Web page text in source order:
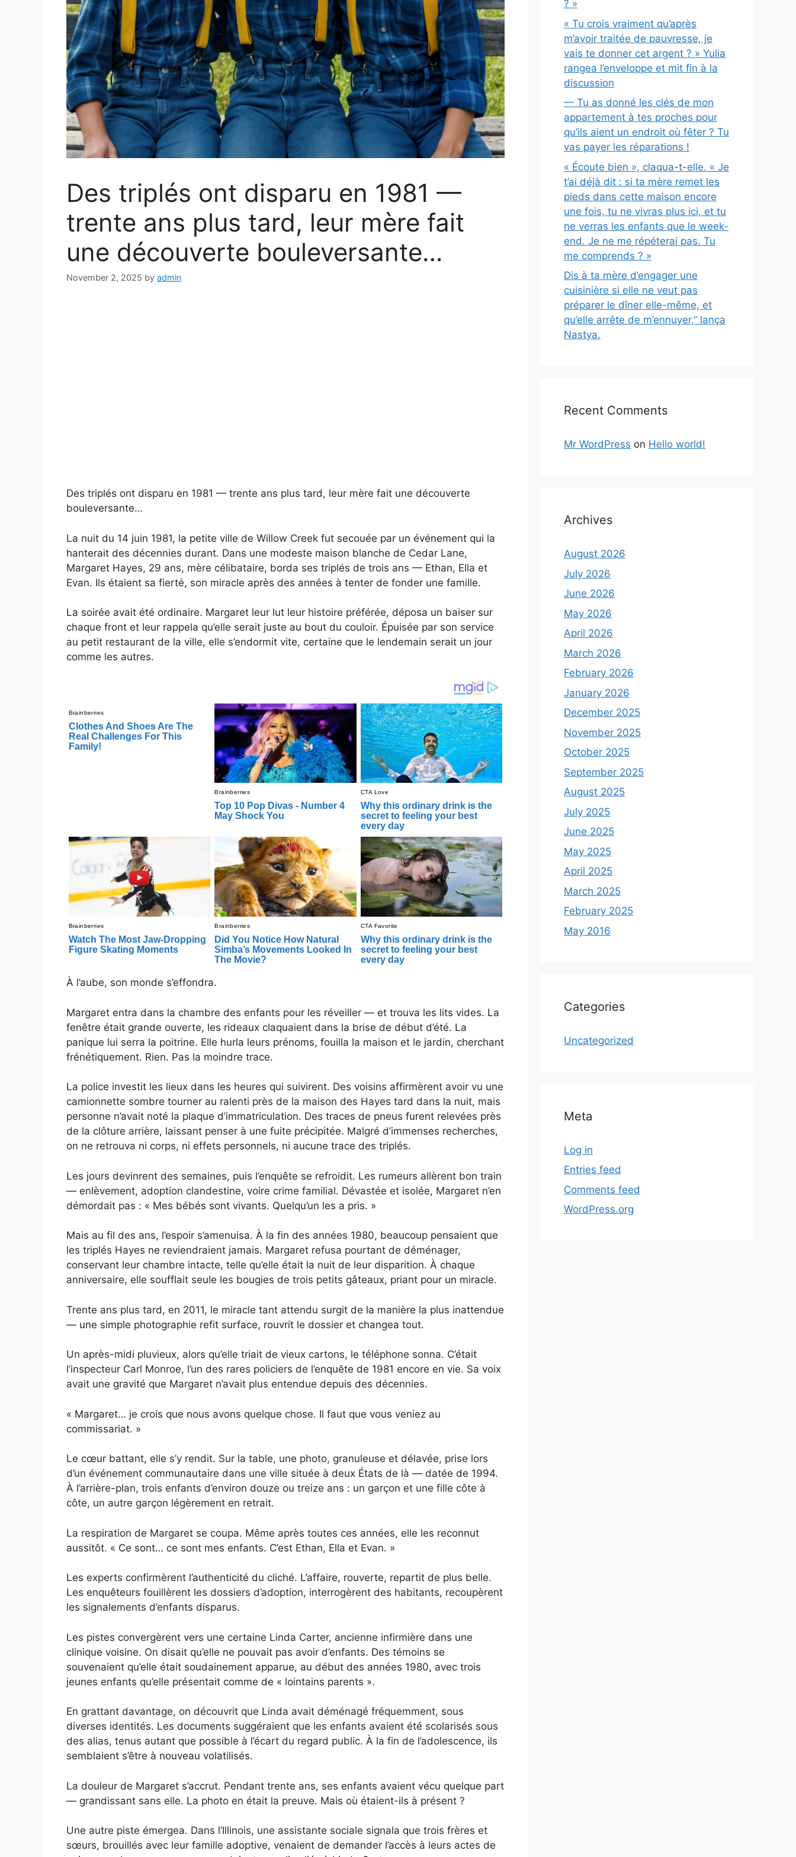
Des triplés ont disparu en 1981 —
trente ans plus tard, leur mère fait
une découverte bouleversante…
November 2, 2025 by admin
Des triplés ont disparu en 1981 — trente ans plus tard, leur mère fait une découverte
bouleversante…
La nuit du 14 juin 1981, la petite ville de Willow Creek fut secouée par un événement qui la
hanterait des décennies durant. Dans une modeste maison blanche de Cedar Lane,
Margaret Hayes, 29 ans, mère célibataire, borda ses triplés de trois ans — Ethan, Ella et
Evan. Ils étaient sa fierté, son miracle après des années à tenter de fonder une famille.
La soirée avait été ordinaire. Margaret leur lut leur histoire préférée, déposa un baiser sur
chaque front et leur rappela qu’elle serait juste au bout du couloir. Épuisée par son service
au petit restaurant de la ville, elle s’endormit vite, certaine que le lendemain serait un jour
comme les autres.
À l’aube, son monde s’effondra.
Margaret entra dans la chambre des enfants pour les réveiller — et trouva les lits vides. La
fenêtre était grande ouverte, les rideaux claquaient dans la brise de début d’été. La
panique lui serra la poitrine. Elle hurla leurs prénoms, fouilla la maison et le jardin, cherchant
frénétiquement. Rien. Pas la moindre trace.
La police investit les lieux dans les heures qui suivirent. Des voisins affirmèrent avoir vu une
camionnette sombre tourner au ralenti près de la maison des Hayes tard dans la nuit, mais
personne n’avait noté la plaque d’immatriculation. Des traces de pneus furent relevées près
de la clôture arrière, laissant penser à une fuite précipitée. Malgré d’immenses recherches,
on ne retrouva ni corps, ni effets personnels, ni aucune trace des triplés.
Les jours devinrent des semaines, puis l’enquête se refroidit. Les rumeurs allèrent bon train
— enlèvement, adoption clandestine, voire crime familial. Dévastée et isolée, Margaret n’en
démordait pas : « Mes bébés sont vivants. Quelqu’un les a pris. »
Mais au fil des ans, l’espoir s’amenuisa. À la fin des années 1980, beaucoup pensaient que
les triplés Hayes ne reviendraient jamais. Margaret refusa pourtant de déménager,
conservant leur chambre intacte, telle qu’elle était la nuit de leur disparition. À chaque
anniversaire, elle soufflait seule les bougies de trois petits gâteaux, priant pour un miracle.
Trente ans plus tard, en 2011, le miracle tant attendu surgit de la manière la plus inattendue
— une simple photographie refit surface, rouvrit le dossier et changea tout.
Un après-midi pluvieux, alors qu’elle triait de vieux cartons, le téléphone sonna. C’était
l’inspecteur Carl Monroe, l’un des rares policiers de l’enquête de 1981 encore en vie. Sa voix
avait une gravité que Margaret n’avait plus entendue depuis des décennies.
« Margaret… je crois que nous avons quelque chose. Il faut que vous veniez au
commissariat. »
Le cœur battant, elle s’y rendit. Sur la table, une photo, granuleuse et délavée, prise lors
d’un événement communautaire dans une ville située à deux États de là — datée de 1994.
À l’arrière-plan, trois enfants d’environ douze ou treize ans : un garçon et une fille côte à
côte, un autre garçon légèrement en retrait.
La respiration de Margaret se coupa. Même après toutes ces années, elle les reconnut
aussitôt. « Ce sont… ce sont mes enfants. C’est Ethan, Ella et Evan. »
Les experts confirmèrent l’authenticité du cliché. L’affaire, rouverte, repartit de plus belle.
Les enquêteurs fouillèrent les dossiers d’adoption, interrogèrent des habitants, recoupèrent
les signalements d’enfants disparus.
Les pistes convergèrent vers une certaine Linda Carter, ancienne infirmière dans une
clinique voisine. On disait qu’elle ne pouvait pas avoir d’enfants. Des témoins se
souvenaient qu’elle était soudainement apparue, au début des années 1980, avec trois
jeunes enfants qu’elle présentait comme de « lointains parents ».
En grattant davantage, on découvrit que Linda avait déménagé fréquemment, sous
diverses identités. Les documents suggéraient que les enfants avaient été scolarisés sous
des alias, tenus autant que possible à l’écart du regard public. À la fin de l’adolescence, ils
semblaient s’être à nouveau volatilisés.
La douleur de Margaret s’accrut. Pendant trente ans, ses enfants avaient vécu quelque part
— grandissant sans elle. La photo en était la preuve. Mais où étaient-ils à présent ?
Une autre piste émergea. Dans l’Illinois, une assistante sociale signala que trois frères et
sœurs, brouillés avec leur famille adoptive, venaient de demander l’accès à leurs actes de
? »
« Tu crois vraiment qu’après
m’avoir traitée de pauvresse, je
vais te donner cet argent ? » Yulia
rangea l’enveloppe et mit fin à la
discussion
— Tu as donné les clés de mon
appartement à tes proches pour
qu’ils aient un endroit où fêter ? Tu
vas payer les réparations !
« Écoute bien », claqua-t-elle. « Je
t’ai déjà dit : si ta mère remet les
pieds dans cette maison encore
une fois, tu ne vivras plus ici, et tu
ne verras les enfants que le week-
end. Je ne me répéterai pas. Tu
me comprends ? »
Dis à ta mère d’engager une
cuisinière si elle ne veut pas
préparer le dîner elle-même, et
qu’elle arrête de m’ennuyer,” lança
Nastya.
Recent Comments
Mr WordPress on Hello world!
Archives
August 2026
July 2026
June 2026
May 2026
April 2026
March 2026
February 2026
January 2026
December 2025
November 2025
October 2025
September 2025
August 2025
July 2025
June 2025
May 2025
April 2025
March 2025
February 2025
May 2016
Categories
Uncategorized
Meta
Log in
Entries feed
Comments feed
WordPress.org